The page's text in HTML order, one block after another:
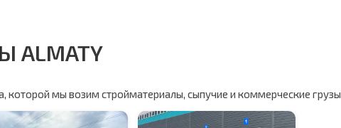
которой мы возим стройматериалы, сыпучие и коммерческие